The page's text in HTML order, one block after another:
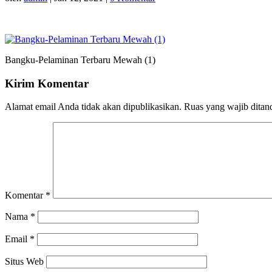
Bangku-Pelaminan Terbaru Mewah (1)
Kirim Komentar
Alamat email Anda tidak akan dipublikasikan. Ruas yang wajib
Komentar *
Nama *
Email *
Situs Web